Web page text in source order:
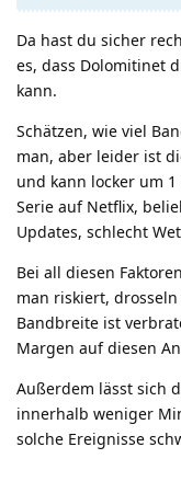
Da hast du sicher
es, dass Dolomitinet
kann.
Schätzen, wie viel
man, aber leider ist
und kann locker um
Serie auf Netflix,
Updates, schlecht
Bei all diesen
man riskiert,
Bandbreite ist
Margen auf diesen
Außerdem lässt sich
innerhalb weniger
solche Ereignisse